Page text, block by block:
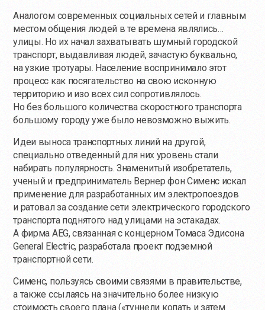
Аналогом современных социальных сетей и главным
местом общения людей в те времена являлись…
улицы. Но их начал захватывать шумный городской
транспорт, выдавливая людей, зачастую буквально,
на узкие тротуары. Население воспринимало этот
процесс как посягательство на свою исконную
территорию и изо всех сил сопротивлялось.
Но без большого количества скоростного транспорта
большому городу уже было невозможно выжить.
Идеи выноса транспортных линий на другой,
специально отведенный для них уровень стали
набирать популярность. Знаменитый изобретатель,
ученый и предприниматель Вернер фон Сименс искал
применение для разработанных им электропоездов
и ратовал за создание сети электрического городского
транспорта поднятого над улицами на эстакадах.
А фирма AEG, связанная с концерном Томаса Эдисона
General Electric, разработала проект подземной
транспортной сети.
Сименс, пользуясь своими связями в правительстве,
а также ссылаясь на значительно более низкую
стоимость своего плана («туннели копать и затем